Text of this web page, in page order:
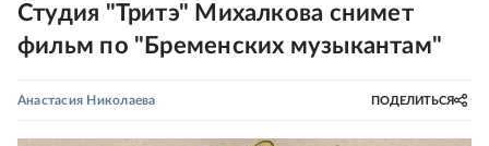
Студия "Тритэ" Михалкова снимет
фильм по "Бременских музыкантам"
Анастасия Николаева ПОДЕЛИТЬСЯ